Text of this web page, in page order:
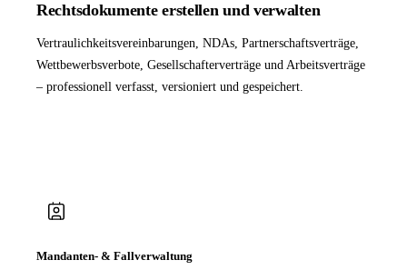
Rechtsdokumente erstellen und verwalten
Vertraulichkeitsvereinbarungen, NDAs, Partnerschaftsverträge,
Wettbewerbsverbote, Gesellschafterverträge und Arbeitsverträge
– professionell verfasst, versioniert und gespeichert.
Mandanten- & Fallverwaltung